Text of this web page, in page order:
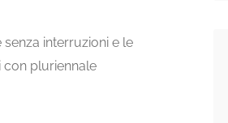
interruzioni e le
pluriennale